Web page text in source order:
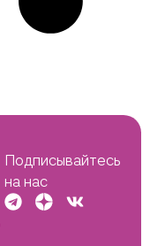
Подписывайтесь
на нас